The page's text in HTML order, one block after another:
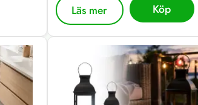
Läs mer Köp